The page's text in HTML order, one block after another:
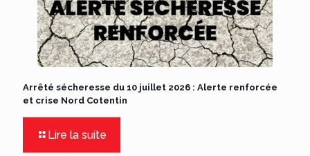
Arrêté sécheresse du 10 juillet 2026 : Alerte renforcée
et crise Nord Cotentin
Lire la suite